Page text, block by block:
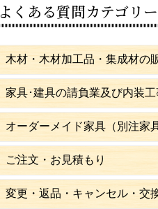
よくある質問カテゴリー
木材・木材加工品・集成材の
家具･建具の請負業及び内装工
オーダーメイド家具（別注家
ご注文・お見積もり
変更・返品・キャンセル・交